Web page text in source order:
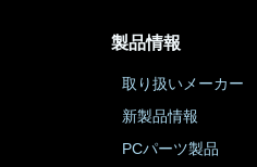
製品情報
取り扱いメーカー
新製品情報
PCパーツ製品